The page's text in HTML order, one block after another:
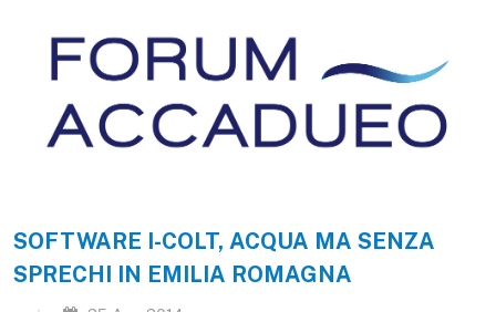
SOFTWARE I-COLT, ACQUA MA SENZA
SPRECHI IN EMILIA ROMAGNA